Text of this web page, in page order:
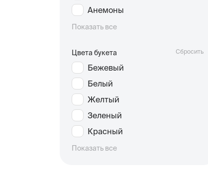
Анемоны
Показать все
Цвета букета Сбросить
Бежевый
Белый
Желтый
Зеленый
Красный
Показать все